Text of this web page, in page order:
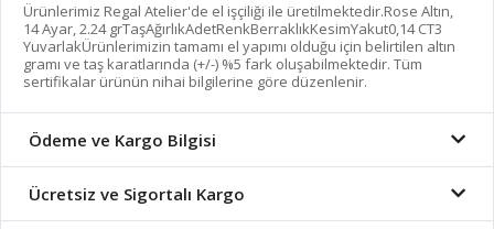
Ürünlerimiz Regal Atelier'de el işçiliği ile üretilmektedir.Rose Altın,
14 Ayar, 2.24 grTaşAğırlıkAdetRenkBerraklıkKesimYakut0,14 CT3
YuvarlakÜrünlerimizin tamamı el yapımı olduğu için belirtilen altın
gramı ve taş karatlarında (+/-) %5 fark oluşabilmektedir. Tüm
sertifikalar ürünün nihai bilgilerine göre düzenlenir.
Ödeme ve Kargo Bilgisi
Ücretsiz ve Sigortalı Kargo